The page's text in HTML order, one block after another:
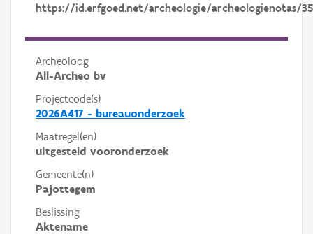
https://id.erfgoed.net/archeologie/archeologienotas/
Archeoloog
All-Archeo bv
Projectcode(s)
2026A417 - bureauonderzoek
Maatregel(en)
uitgesteld vooronderzoek
Gemeente(n)
Pajottegem
Beslissing
Aktename